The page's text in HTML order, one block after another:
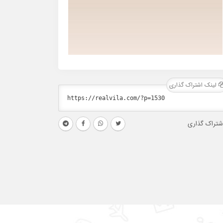
لینک اشتراک گذاری
گذاری